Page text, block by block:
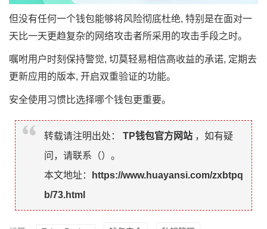
但没有任何一个钱包能够将风险彻底杜绝, 特别是在面对一
天比一天更趋复杂的网络攻击者所采用的攻击手段之时。
嘱咐用户时刻保持警觉, 切莫轻易相信高收益的承诺, 定期去
更新应用的版本, 开启双重验证的功能。
安全使用习惯比选择哪个钱包更重要。
转载请注明出处： TP钱包官方网站 ，如有疑
问，请联系（）。
本文地址：
https://www.huayansi.com/zxbtpq
b/73.html